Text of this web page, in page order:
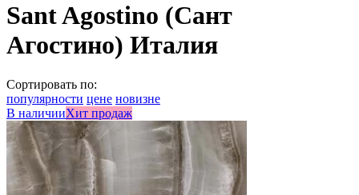
Sant Agostino (Сант
Агостино) Италия
Сортировать по:
популярности цене новизне
В наличииХит продаж